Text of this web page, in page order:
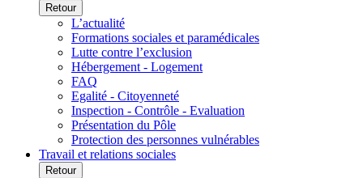
Retour
L’actualité
Formations sociales et paramédicales
Lutte contre l’exclusion
Hébergement - Logement
FAQ
Egalité - Citoyenneté
Inspection - Contrôle - Evaluation
Présentation du Pôle
Protection des personnes vulnérables
Travail et relations sociales
Retour